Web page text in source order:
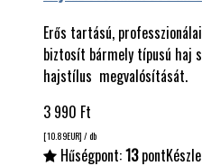
Erős tartású,
biztosít bármely típusú haj
hajstílus megvalósítását.
3 990 Ft
[10.89EUR] / db
Hűségpont:13pont